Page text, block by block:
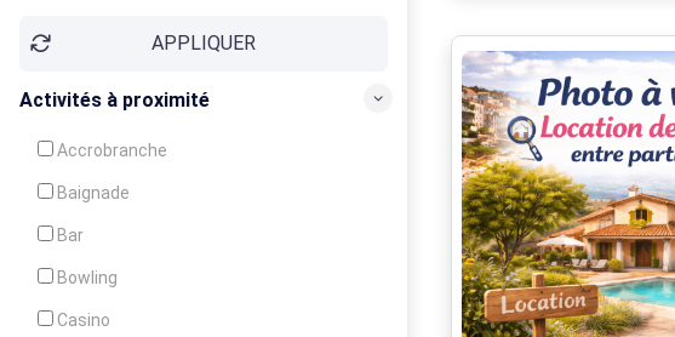
APPLIQUER
Activités à proximité
Accrobranche
Baignade
Bar
Bowling
Casino